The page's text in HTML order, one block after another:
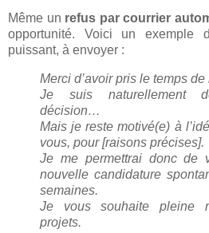
Même un refus par courrier
opportunité. Voici un exemple
puissant, à envoyer :
Merci d’avoir pris le temps
Je suis naturellement
décision…
Mais je reste motivé(e) à
vous, pour [raisons précises].
Je me permettrai donc de
nouvelle candidature
semaines.
Je vous souhaite pleine
projets.